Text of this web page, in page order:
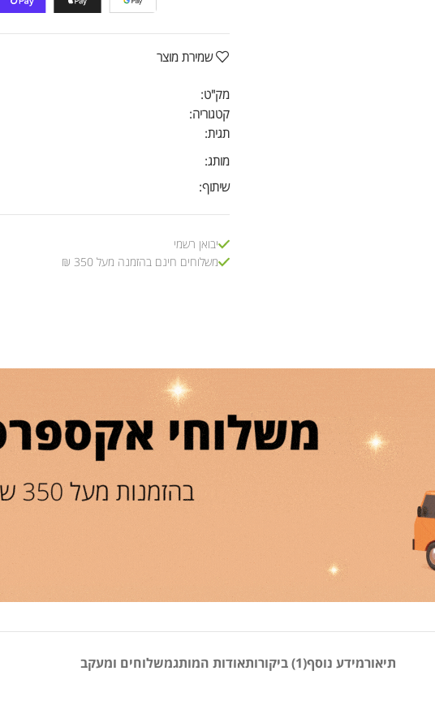
שמירת מוצר
מק"ט:
קטגוריה:
תגית:
מותג:
שיתוף:
יבואן רשמי
משלוחים חינם בהזמנה מעל 350 ₪
תיאורמידע נוסף(1) ביקורות אודות המותגמשלוחים ומעקב